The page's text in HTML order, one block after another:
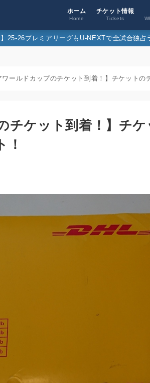
ホーム
Home
チケット情報
Tickets
】25-26プレミアリーグもU-NEXTで全試合独
チケット到着！】チ
！